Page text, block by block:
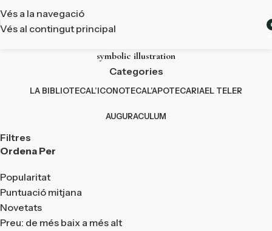
Vés a la navegació
Vés al contingut principal
symbolic illustration
Categories
LA BIBLIOTECAL’ICONOTECAL’APOTECARIAEL TELER
AUGURACULUM
Filtres
Ordena Per
Popularitat
Puntuació mitjana
Novetats
Preu: de més baix a més alt